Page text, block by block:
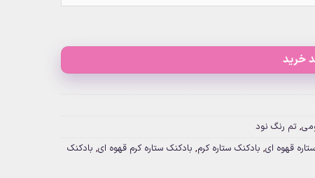
خرید
, تم رنگ نود
قهوه ای, بادکنک ستاره کرم, بادکنک ستاره کرم قهوه ای, بادکنک